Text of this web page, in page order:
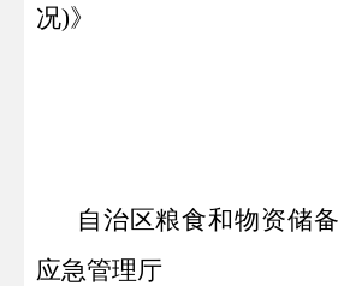
况)》
自治区粮食和物
应急管理厅